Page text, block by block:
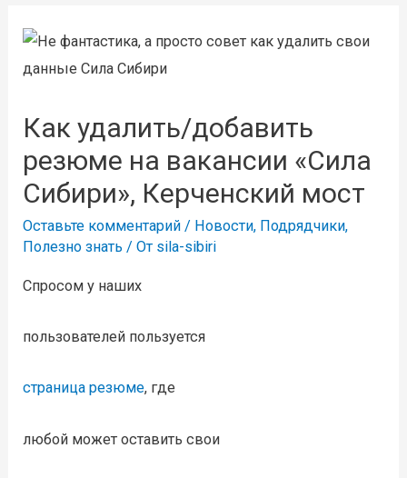
Как удалить/добавить
резюме на вакансии «Сила
Сибири», Керченский мост
Оставьте комментарий / Новости, Подрядчики,
Полезно знать / От sila-sibiri
Спросом у наших
пользователей пользуется
страница резюме, где
любой может оставить свои